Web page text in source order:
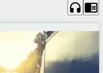
headphones chrome_reader_mode